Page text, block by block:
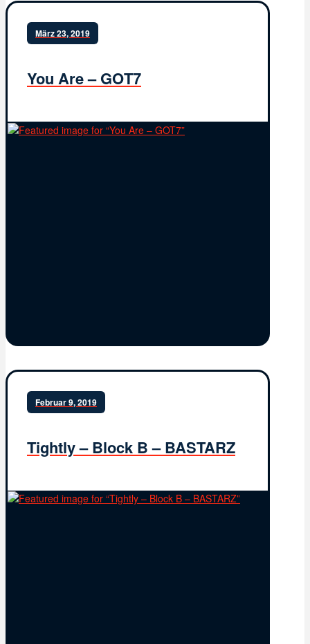
März 23, 2019
You Are – GOT7
Februar 9, 2019
Tightly – Block B – BASTARZ